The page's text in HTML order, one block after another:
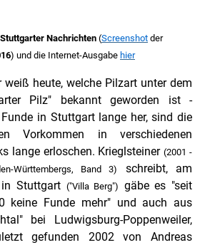
Stuttgarter Nachrichten (Screenshot der
) und die Internet-Ausgabe hier
weiß heute, welche Pilzart unter dem
Pilz" bekannt geworden ist -
in Stuttgart lange her, sind die
Vorkommen in verschiedenen
lange erloschen. Krieglsteiner(2001 -
Württembergs, Band 3)
schreibt, am
Stuttgart ("Villa Berg") gäbe es "seit
keine Funde mehr" und auch aus
bei Ludwigsburg-Poppenweiler,
gefunden 2002 von Andreas